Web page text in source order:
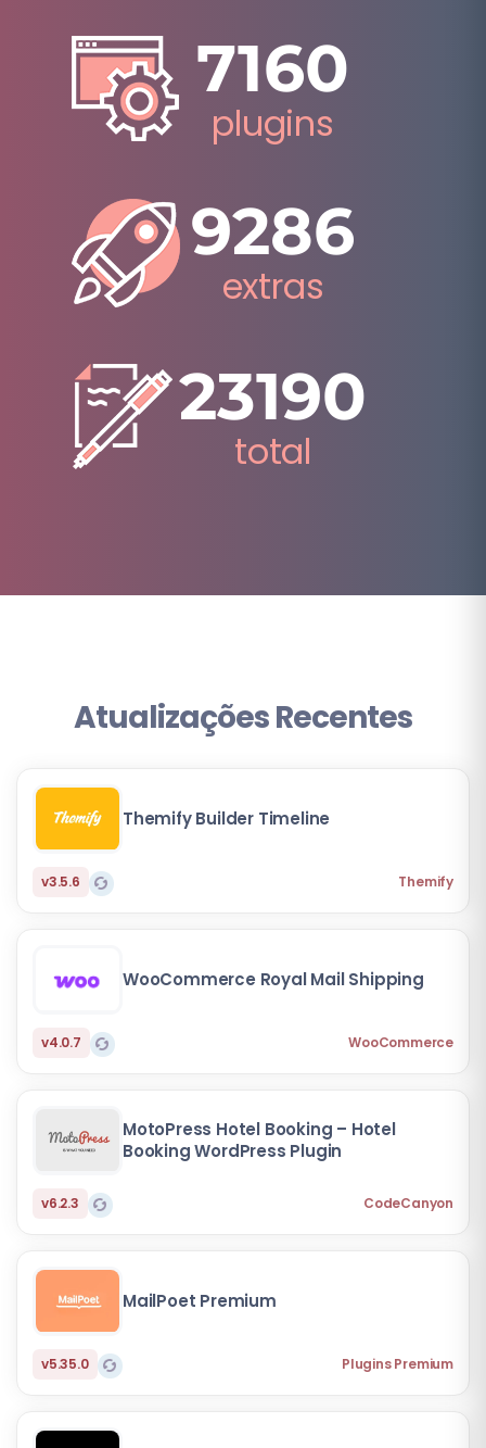
7160
plugins
9286
extras
23190
total
Atualizações Recentes
Themify Builder Timeline
v3.5.6 Themify
WooCommerce Royal Mail Shipping
v4.0.7 WooCommerce
MotoPress Hotel Booking – Hotel
Booking WordPress Plugin
v6.2.3 CodeCanyon
MailPoet Premium
v5.35.0 Plugins Premium